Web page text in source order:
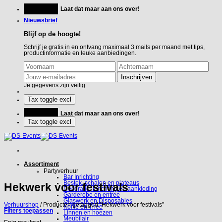
inhoud
Laat dat maar aan ons over!
Nieuwsbrief
Blijf op de hoogte!
Schrijf je gratis in en ontvang maximaal 3 mails per maand met tips,
productinformatie en leuke aanbiedingen.
Je gegevens zijn veilig
Laat dat maar aan ons over!
Assortiment
Partyverhuur
Bar Inrichting
Bestek, schalen en plateaus
Decoratie, inrichting en aankleding
Garderobe en entree
Glaswerk en Disposables
Koffie en Thee
Linnen en hoezen
Meubilair
Hekwerk voor festivals
Verhuurshop / Producten getagged “Hekwerk voor festivals”
Filters toepassen